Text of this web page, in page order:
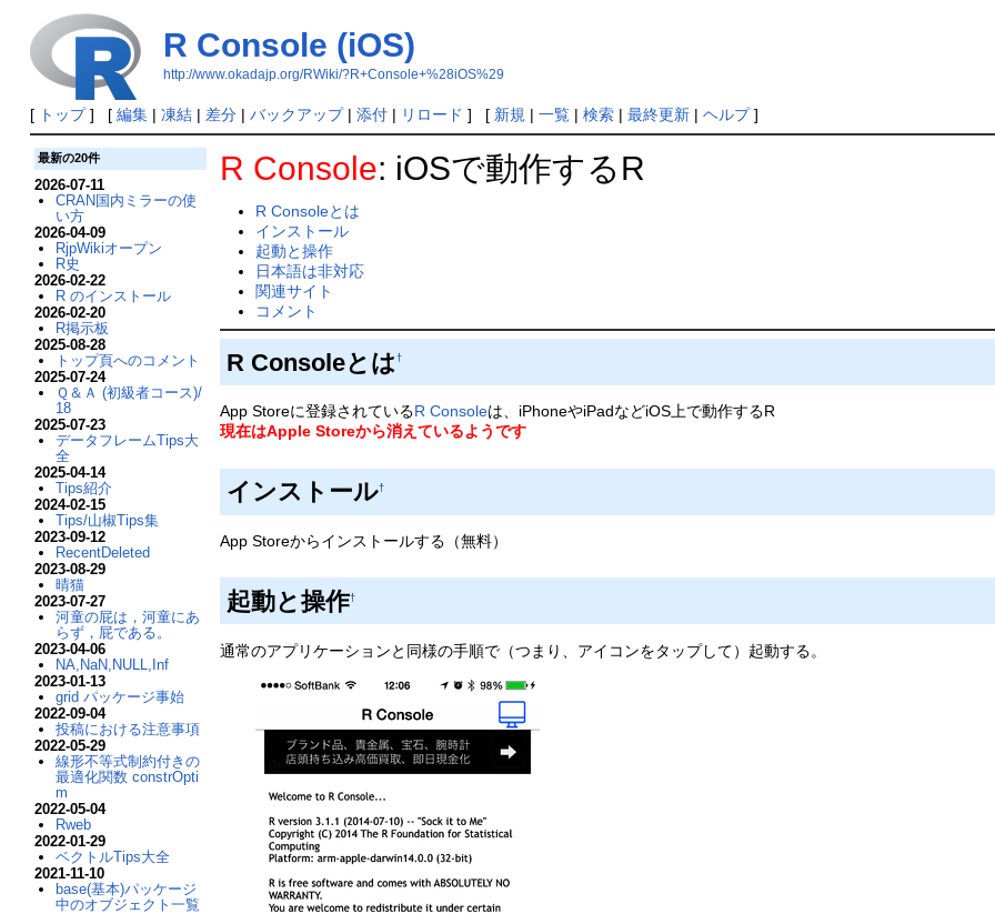
R Console (iOS)
http://www.okadajp.org/RWiki/?R+Console+%28iOS%29
[ トップ] [ 編集| 凍結| 差分| バックアップ| 添付| リロード ] [ 新規 | 一覧| 検索| 最終更新| ヘルプ]
R Console: iOSで動作するR
R Consoleとは
インストール
起動と操作
日本語は非対応
関連サイト
コメント
R Consoleとは†
App Storeに登録されているR Consoleは、iPhoneやiPadなどiOS上で動作するR
現在はApple Storeから消えているようです
インストール†
App Storeからインストールする（無料）
起動と操作†
通常のアプリケーションと同様の手順で（つまり、アイコンをタップして）起動する。
最新の20件
2026-07-11
CRAN国内ミラーの使
い方
2026-04-09
RjpWikiオープン
R史
2026-02-22
R のインストール
2026-02-20
R掲示板
2025-08-28
トップ頁へのコメント
2025-07-24
Ｑ＆Ａ (初級者コース)/
18
2025-07-23
データフレームTips大
全
2025-04-14
Tips紹介
2024-02-15
Tips/山椒Tips集
2023-09-12
RecentDeleted
2023-08-29
晴猫
2023-07-27
河童の屁は，河童にあ
らず，屁である。
2023-04-06
NA,NaN,NULL,Inf
2023-01-13
grid パッケージ事始
2022-09-04
投稿における注意事項
2022-05-29
線形不等式制約付きの
最適化関数 constrOpti
m
2022-05-04
Rweb
2022-01-29
ベクトルTips大全
2021-11-10
base(基本)パッケージ
中のオブジェクト一覧